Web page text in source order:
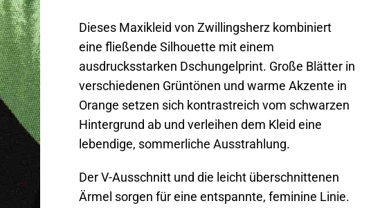
Dieses Maxikleid von Zwillingsherz kombiniert
eine fließende Silhouette mit einem
ausdrucksstarken Dschungelprint. Große Blätter in
verschiedenen Grüntönen und warme Akzente in
Orange setzen sich kontrastreich vom schwarzen
Hintergrund ab und verleihen dem Kleid eine
lebendige, sommerliche Ausstrahlung.
Der V-Ausschnitt und die leicht überschnittenen
Ärmel sorgen für eine entspannte, feminine Linie.